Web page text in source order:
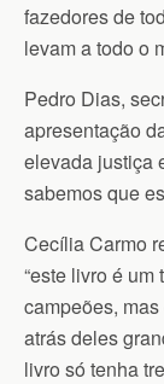
fazedores de
levam a todo o
Pedro Dias,
apresentação
elevada justiça
sabemos que
Cecília Carmo
“este livro é um
campeões,
atrás deles
livro só tenha